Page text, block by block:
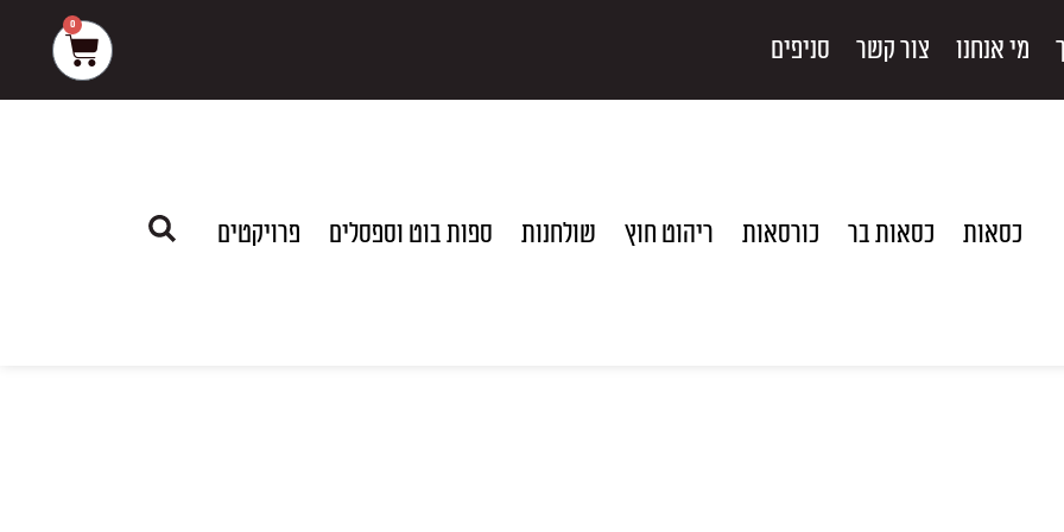
מי אנחנו צור קשר סניפים
0
עגלת
קניות
כסאות כסאות בר כורסאות ריהוט חוץ שולחנות ספות בוט וספסלים פרויקטים